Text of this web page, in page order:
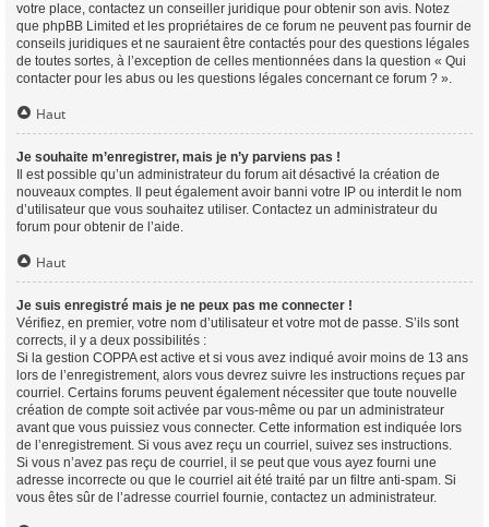
votre place, contactez un conseiller juridique pour obtenir son avis. Notez
que phpBB Limited et les propriétaires de ce forum ne peuvent pas fournir de
conseils juridiques et ne sauraient être contactés pour des questions légales
de toutes sortes, à l’exception de celles mentionnées dans la question « Qui
contacter pour les abus ou les questions légales concernant ce forum ? ».
Haut
Je souhaite m’enregistrer, mais je n’y parviens pas !
Il est possible qu’un administrateur du forum ait désactivé la création de
nouveaux comptes. Il peut également avoir banni votre IP ou interdit le nom
d’utilisateur que vous souhaitez utiliser. Contactez un administrateur du
forum pour obtenir de l’aide.
Haut
Je suis enregistré mais je ne peux pas me connecter !
Vérifiez, en premier, votre nom d’utilisateur et votre mot de passe. S’ils sont
corrects, il y a deux possibilités :
Si la gestion COPPA est active et si vous avez indiqué avoir moins de 13 ans
lors de l’enregistrement, alors vous devrez suivre les instructions reçues par
courriel. Certains forums peuvent également nécessiter que toute nouvelle
création de compte soit activée par vous-même ou par un administrateur
avant que vous puissiez vous connecter. Cette information est indiquée lors
de l’enregistrement. Si vous avez reçu un courriel, suivez ses instructions.
Si vous n’avez pas reçu de courriel, il se peut que vous ayez fourni une
adresse incorrecte ou que le courriel ait été traité par un filtre anti-spam. Si
vous êtes sûr de l’adresse courriel fournie, contactez un administrateur.